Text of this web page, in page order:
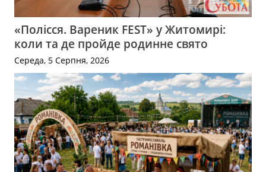
«Полісся. Вареник FEST» у Житомирі:
коли та де пройде родинне свято
Середа, 5 Серпня, 2026